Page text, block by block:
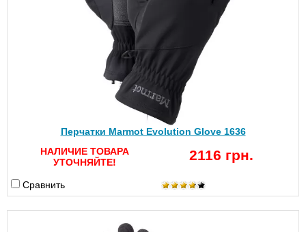
Перчатки Marmot Evolution Glove 1636
НАЛИЧИЕ ТОВАРА
УТОЧНЯЙТЕ!
2116 грн.
Сравнить